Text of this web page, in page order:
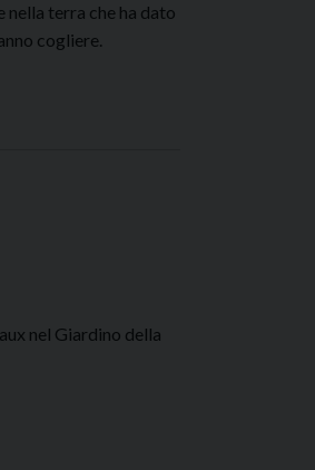
nella terra che ha dato
cogliere.
nel Giardino della